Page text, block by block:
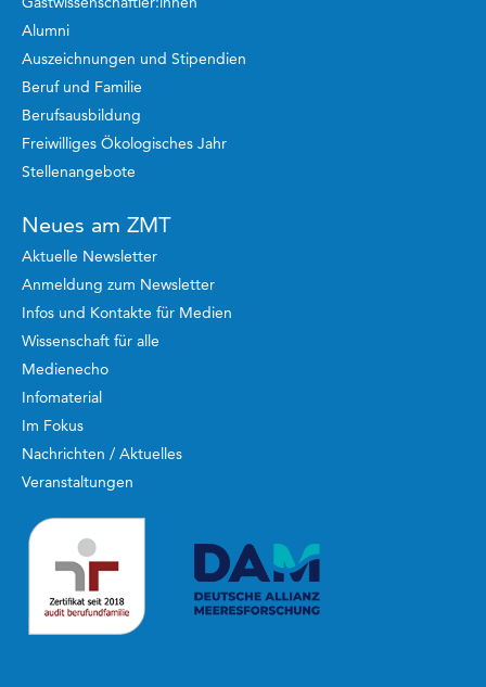
Alumni
Auszeichnungen und Stipendien
Beruf und Familie
Berufsausbildung
Freiwilliges Ökologisches Jahr
Stellenangebote
Neues am ZMT
Aktuelle Newsletter
Anmeldung zum Newsletter
Infos und Kontakte für Medien
Wissenschaft für alle
Medienecho
Infomaterial
Im Fokus
Nachrichten / Aktuelles
Veranstaltungen